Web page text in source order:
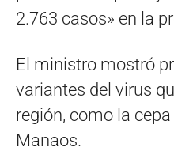
2.763 casos» en la
El ministro mostró
variantes del virus
región, como la
Manaos.